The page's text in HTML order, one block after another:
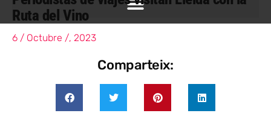
Ruta del Vino
6 / Octubre /, 2023
Comparteix: